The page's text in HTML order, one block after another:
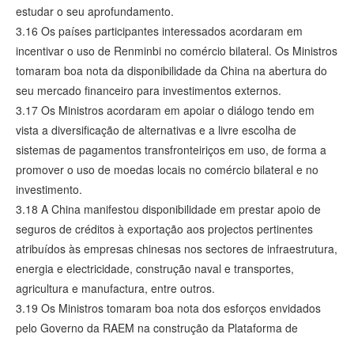
estudar o seu aprofundamento.
3.16 Os países participantes interessados acordaram em
incentivar o uso de Renminbi no comércio bilateral. Os Ministros
tomaram boa nota da disponibilidade da China na abertura do
seu mercado financeiro para investimentos externos.
3.17 Os Ministros acordaram em apoiar o diálogo tendo em
vista a diversificação de alternativas e a livre escolha de
sistemas de pagamentos transfronteiriços em uso, de forma a
promover o uso de moedas locais no comércio bilateral e no
investimento.
3.18 A China manifestou disponibilidade em prestar apoio de
seguros de créditos à exportação aos projectos pertinentes
atribuídos às empresas chinesas nos sectores de infraestrutura,
energia e electricidade, construção naval e transportes,
agricultura e manufactura, entre outros.
3.19 Os Ministros tomaram boa nota dos esforços envidados
pelo Governo da RAEM na construção da Plataforma de